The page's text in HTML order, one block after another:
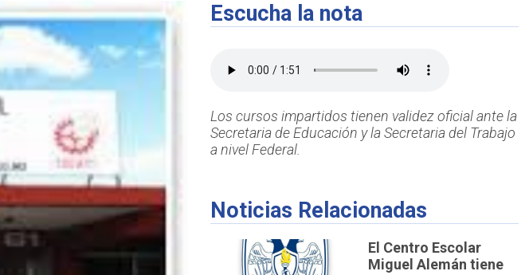
Escucha la nota
Los cursos impartidos tienen validez oficial ante la
Secretaria de Educación y la Secretaria del Trabajo
a nivel Federal.
Noticias Relacionadas
El Centro Escolar
Miguel Alemán tiene